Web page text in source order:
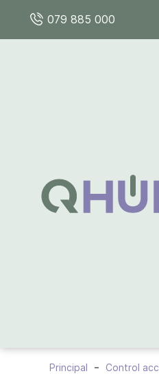
079 885 000
Principal Control